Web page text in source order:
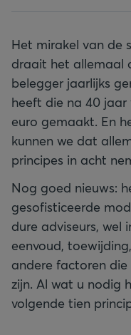
Het mirakel van de
draait het allemaal
belegger jaarlijks
heeft die na 40 jaar
euro gemaakt. En
kunnen we dat
principes in acht
Nog goed nieuws:
gesofisticeerde
dure adviseurs, wel
eenvoud,
andere factoren
zijn. Al wat u nodig
volgende tien